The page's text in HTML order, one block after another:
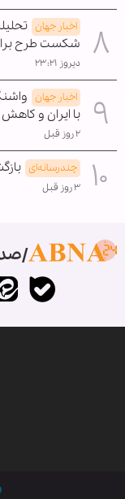
اخبار جهان
شکست طرح
دیروز ۲۳:۲۱
اخبار جهان
با ایران و
۲ روز قبل
چندرسانه‌ای
۳ روز قبل